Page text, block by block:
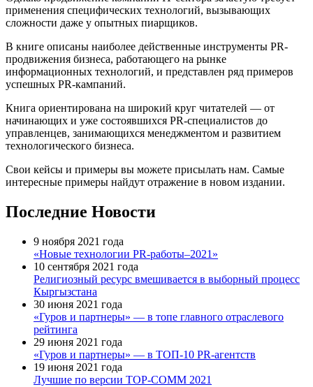
применения специфических технологий, вызывающих
сложности даже у опытных пиарщиков.
В книге описаны наиболее действенные инструменты PR-
продвижения бизнеса, работающего на рынке
информационных технологий, и представлен ряд примеров
успешных PR-кампаний.
Книга ориентирована на широкий круг читателей — от
начинающих и уже состоявшихся PR-специалистов до
управленцев, занимающихся менеджментом и развитием
технологического бизнеса.
Свои кейсы и примеры вы можете присылать нам. Самые
интересные примеры найдут отражение в новом издании.
Последние Новости
9 ноября 2021 года
«Новые технологии PR-работы–2021»
10 сентября 2021 года
Религиозный ресурс вмешивается в выборный процесс
Кыргызстана
30 июня 2021 года
«Гуров и партнеры» — в топе главного отраслевого
рейтинга
29 июня 2021 года
«Гуров и партнеры» — в ТОП-10 PR-агентств
19 июня 2021 года
Лучшие по версии TOP-COMM 2021